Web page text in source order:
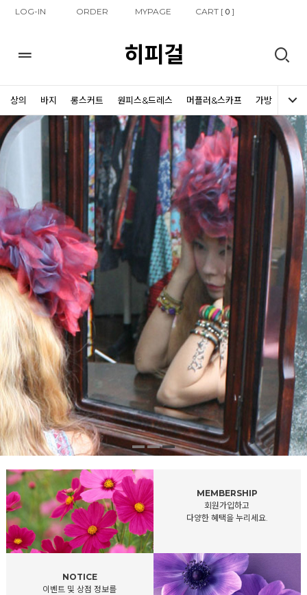
LOG-IN ORDER MYPAGE CART [0 ]
히피걸
상의 바지 롱스커트 원피스&드레스 머플러&스카프 가방 신발
REVIEW
회원님들의 솔직한
상품후기를 만나보세요
Q&A
상품 및 주문 관련해서